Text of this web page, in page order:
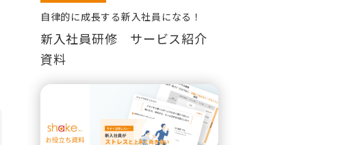
自律的に成長する新入社員になる！
新入社員研修 サービス紹介
資料